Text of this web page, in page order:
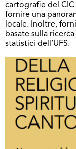
cartografie del
fornire una
locale. Inoltre,
basate sulla
statistici dell’UFS.